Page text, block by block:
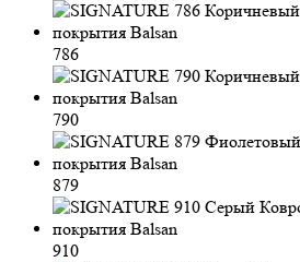
786
790
879
910